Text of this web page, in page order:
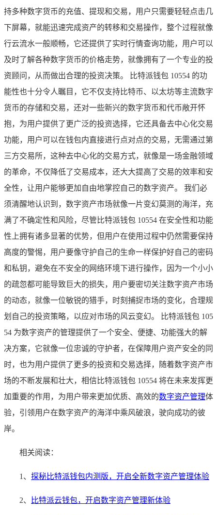
持多种数字货币的充值、提现和交易，用户只需要轻轻点击几
下屏幕，就能迅速完成资产的转移和交易操作，整个过程就像
行云流水一般顺畅，它还提供了实时行情查询功能，用户可以
及时了解各种数字货币的价格走势，就像拥有了一个专业的投
资顾问，从而做出合理的投资决策。 比特派钱包 10554 的功
能性也十分令人瞩目，它不仅支持比特币、以太坊等主流数字
货币的存储和交易，还对一些新兴的数字货币和代币敞开怀
抱，为用户提供了更广泛的投资选择，它还具备去中心化交易
功能，用户可以在钱包内直接进行点对点的交易，无需通过第
三方交易所，这种去中心化的交易方式，就像是一场金融领域
的革命，不仅降低了交易成本，还大大提高了交易的效率和安
全性，让用户能够更加自由地掌控自己的数字资产。 我们必
须清醒地认识到，数字资产市场就像一片变幻莫测的海洋，充
满了不确定性和风险，尽管比特派钱包 10554 在安全性和功能
性上拥有诸多显著的优势，但用户在使用过程中仍然需要保持
高度的警惕，用户要像守护自己的生命一样保护好自己的密码
和私钥，避免在不安全的网络环境下进行操作，因为一个小小
的疏忽都可能导致巨大的损失，用户要密切关注数字资产市场
的动态，就像一位敏锐的猎手，时刻捕捉市场的变化，合理规
划自己的投资策略，以应对市场的风云变幻。 比特派钱包 105
54 为数字资产的管理提供了一个安全、便捷、功能强大的解
决方案，它就像一位忠诚的守护者，在保障用户资产安全的同
时，也为用户提供了更多的投资和交易选择，随着数字资产市
场的不断发展和壮大，相信比特派钱包 10554 将在未来发挥更
加重要的作用，为用户带来更加优质、高效的数字资产管理体
验，引领用户在数字资产的海洋中乘风破浪，驶向成功的彼
岸。
相关阅读：
1、 探秘比特派钱包内测版，开启全新数字资产管理体验
2、 比特派云钱包，开启数字资产管理新体验